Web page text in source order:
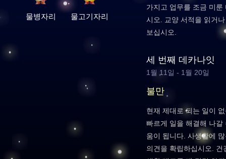
물병자리 물고기자리
가지고 업무를 조금 미룬
시오. 교양 서적을 읽거
보십시오.
세 번째 데카나잇
1월 11일 - 1월 20일
불만
현재 제대로 되는 일이
빠르게 일을 해결해 나
움이 됩니다. 사생활에
의견을 확립하십시오.